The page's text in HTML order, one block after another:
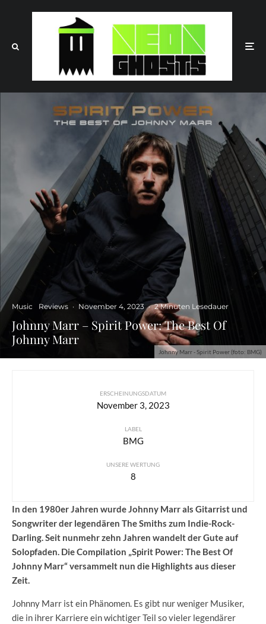
Johnny Marr - Spirit Power (foto: BMG)
Music Reviews · November 4, 2023 · 2 Minuten Lesedauer
Johnny Marr – Spirit Power: The Best Of
Johnny Marr
ERSCHEINUNGSDATUM
November 3, 2023
LABEL
BMG
UNSERE WERTUNG
8
In den 1980er Jahren wurde Johnny Marr als Gitarrist und
Songwriter der legendären The Smiths zum Indie-Rock-
Darling. Seit nunmehr zehn Jahren wandelt der Gute auf
Solopfaden. Die Compilation „Spirit Power: The Best Of
Johnny Marr“ versammelt nun die Highlights aus dieser
Zeit.
Johnny Marr ist ein Phänomen. Es gibt nur weniger Musiker,
die in ihrer Karriere ein wichtiger Teil so vieler legendärer